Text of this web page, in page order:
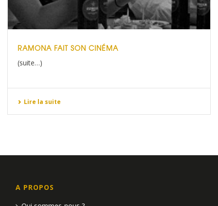
RAMONA FAIT SON CINÉMA
(suite…)
Lire la suite
A PROPOS